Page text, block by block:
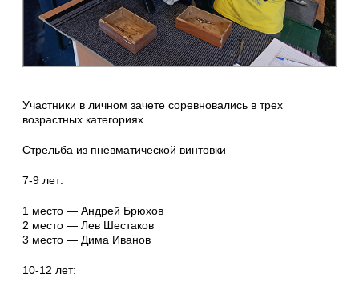
Участники в личном зачете соревновались в трех
возрастных категориях.
Стрельба из пневматической винтовки
7-9 лет:
1 место — Андрей Брюхов
2 место — Лев Шестаков
3 место — Дима Иванов
10-12 лет: